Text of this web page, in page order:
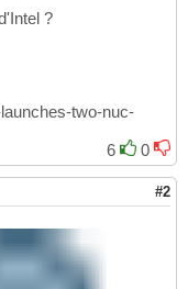
?
two-nuc-
6
0
#2